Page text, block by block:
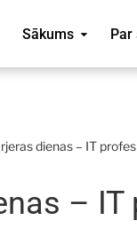
Sākums Par
dienas – IT
–